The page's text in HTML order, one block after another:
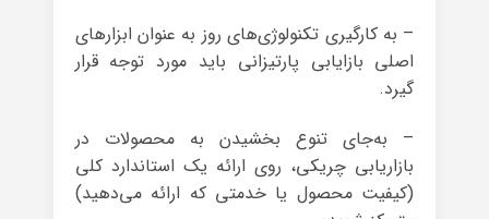
– به کارگیری تکنولوژی‌های روز به عنوان ابزارهای
اصلی بازایابی پارتیزانی باید مورد توجه قرار
گیرد.
– به‌جای تنوع بخشیدن به محصولات در
بازاریابی چریکی، روی ارائه یک استاندارد کلی
(کیفیت محصول یا خدمتی که ارائه می‌دهید)